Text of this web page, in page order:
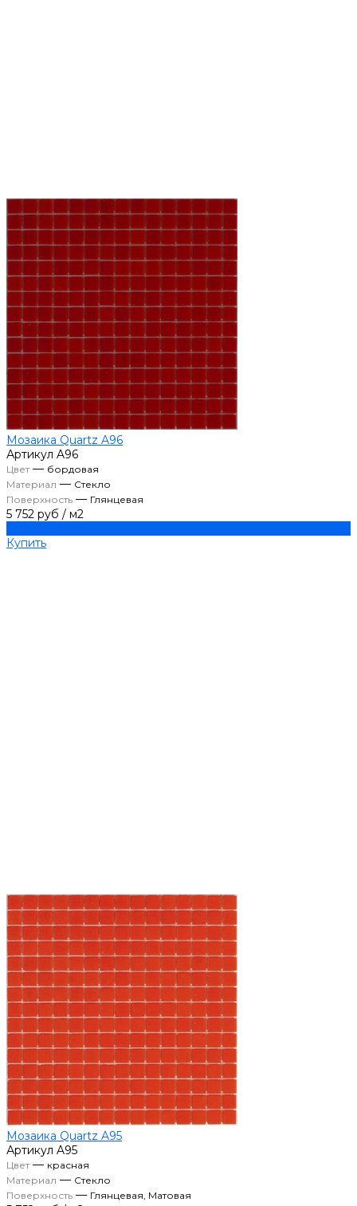
Мозаика Quartz A96
Артикул A96
Цвет— бордовая
Материал — Стекло
Поверхность — Глянцевая
5 752 руб / м2
Купить
Мозаика Quartz A95
Артикул A95
Цвет— красная
Материал — Стекло
Поверхность — Глянцевая, Матовая